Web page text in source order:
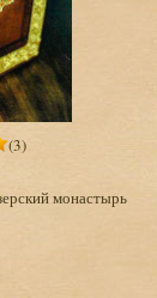
(3)
монастырь